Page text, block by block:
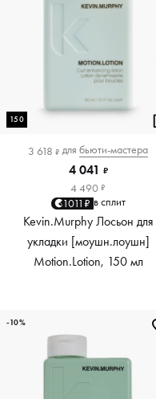
150
3 618 ₽ для бьюти-мастера
4 041 ₽
4 490 ₽
1011₽ в сплит
Kevin.Murphy Лосьон для
укладки [моушн.лоушн]
Motion.Lotion, 150 мл
-10%